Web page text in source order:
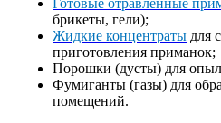
Готовые отравленные
брикеты, гели);
Жидкие концентраты для
приготовления приманок;
Порошки (дусты) для
Фумиганты (газы) для
помещений.